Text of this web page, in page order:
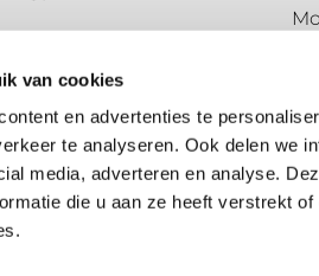
van cookies
en advertenties te
te analyseren. Ook delen we
media, adverteren en analyse.
die u aan ze heeft verstrekt
type N-70
type N-85
onderdelen
onderdelen